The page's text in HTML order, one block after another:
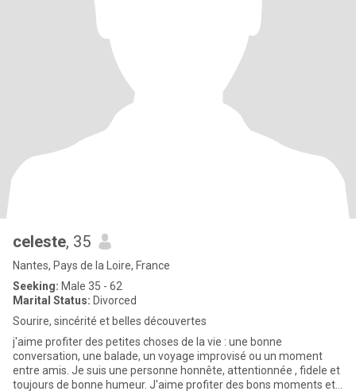
celeste, 35
Nantes, Pays de la Loire, France
Seeking: Male 35 - 62
Marital Status: Divorced
Sourire, sincérité et belles découvertes
j'aime profiter des petites choses de la vie : une bonne
conversation, une balade, un voyage improvisé ou un moment
entre amis. Je suis une personne honnête, attentionnée , fidele et
toujours de bonne humeur. J'aime profiter des bons moments et